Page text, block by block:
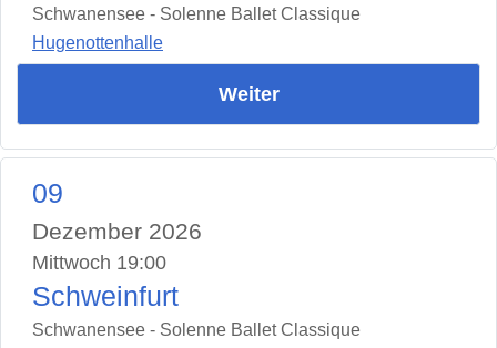
Schwanensee - Solenne Ballet Classique
Hugenottenhalle
Weiter
09
Dezember 2026
Mittwoch 19:00
Schweinfurt
Schwanensee - Solenne Ballet Classique